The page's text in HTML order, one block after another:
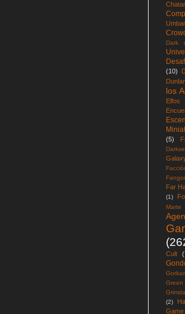
Umbar
Dark
(10)
los
Elfos
(5)
Far
(1)
Marte
Cult
(2)
Game